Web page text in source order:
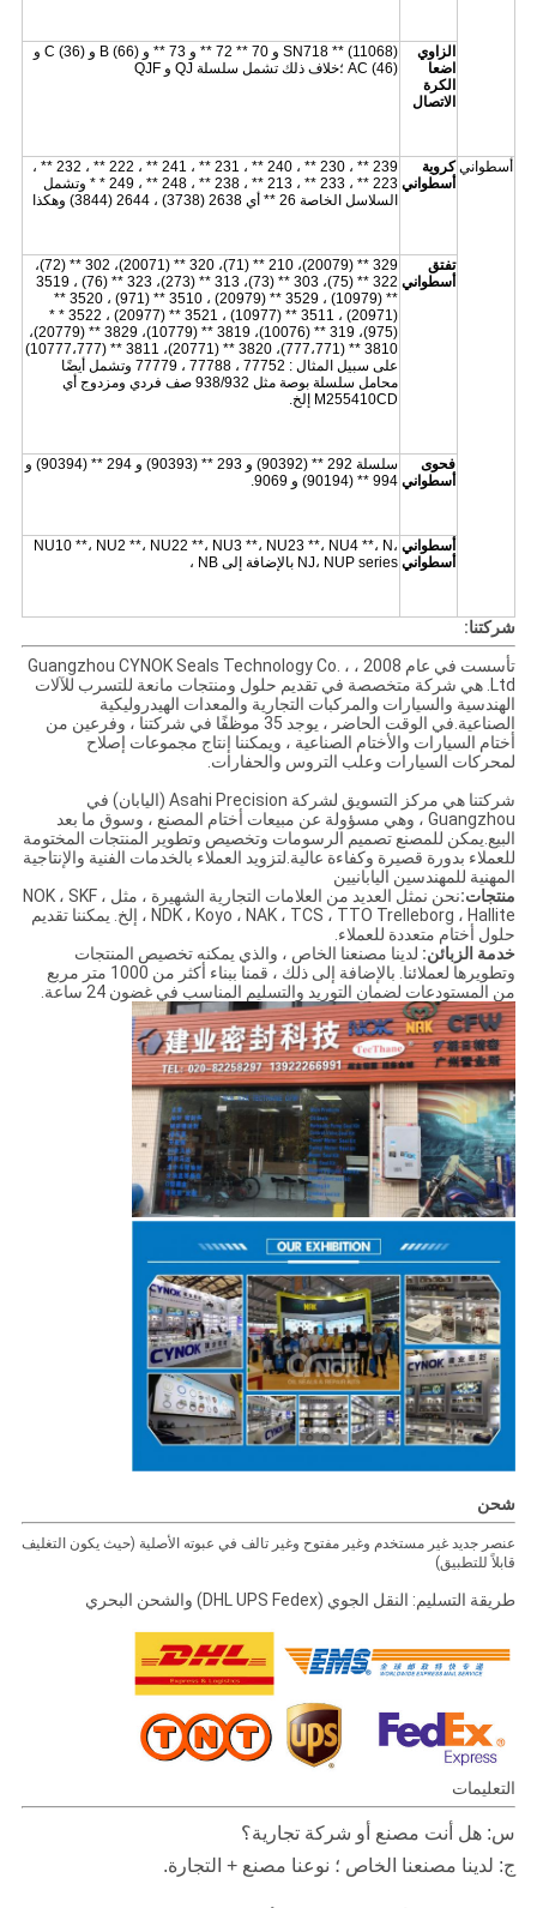
الزاوي
اضعا
الكرة
الاتصال
SN718 ** (11068) و 70 ** 72 ** و 73 ** و B (66) و C (36) و
AC (46) ؛خلاف ذلك تشمل سلسلة QJ و QJF
أسطواني كروية
أسطواني
239 ** ، 230 ** ، 240 ** ، 231 ** ، 241 ** ، 222 ** ، 232 ** ،
223 ** ، 233 ** ، 213 ** ، 238 ** ، 248 ** ، 249 * * وتشمل
السلاسل الخاصة 26 ** أي 2638 (3738) ، 2644 (3844) وهكذا
تفتق
أسطواني
329 ** (20079)، 210 ** (71)، 320 ** (20071)، 302 ** (72)،
322 ** (75)، 303 ** (73)، 313 ** (273)، 323 ** (76) ، 3519
** (10979) ، 3529 ** (20979) ، 3510 ** (971) ، 3520 **
(20971) ، 3511 ** (10977) ، 3521 ** (20977) ، 3522 * *
(975)، 319 ** (10076)، 3819 ** (10779)، 3829 ** (20779)،
3810 ** (777،771)، 3820 ** (20771)، 3811 ** (10777،777)
على سبيل المثال : 77752 ، 77788 ، 77779 وتشمل أيضًا
محامل سلسلة بوصة مثل 938/932 صف فردي ومزدوج أي
M255410CD إلخ.
فحوى
أسطواني
سلسلة 292 ** (90392) و 293 ** (90393) و 294 ** (90394) و
994 ** (90194) و 9069.
أسطواني
أسطواني
NU10 **، NU2 **، NU22 **، NU3 **، NU23 **، NU4 **، N،
NJ، NUP series بالإضافة إلى NB ،
شركتنا:
تأسست في عام 2008 ، Guangzhou CYNOK Seals Technology Co. ،
Ltd. هي شركة متخصصة في تقديم حلول ومنتجات مانعة للتسرب للآلات
الهندسية والسيارات والمركبات التجارية والمعدات الهيدروليكية
الصناعية.في الوقت الحاضر ، يوجد 35 موظفًا في شركتنا ، وفرعين من
أختام السيارات والأختام الصناعية ، ويمكننا إنتاج مجموعات إصلاح
لمحركات السيارات وعلب التروس والحفارات.
شركتنا هي مركز التسويق لشركة Asahi Precision (اليابان) في
Guangzhou ، وهي مسؤولة عن مبيعات أختام المصنع ، وسوق ما بعد
البيع.يمكن للمصنع تصميم الرسومات وتخصيص وتطوير المنتجات المختومة
للعملاء بدورة قصيرة وكفاءة عالية.لتزويد العملاء بالخدمات الفنية والإنتاجية
المهنية للمهندسين اليابانيين
منتجات:
نحن نمثل العديد من العلامات التجارية الشهيرة ، مثل NOK ، SKF ،
NDK ، Koyo ، NAK ، TCS ، TTO Trelleborg ، Hallite ، إلخ. يمكننا تقديم
حلول أختام متعددة للعملاء.
خدمة الزبائن: لدينا مصنعنا الخاص ، والذي يمكنه تخصيص المنتجات
وتطويرها لعملائنا. بالإضافة إلى ذلك ، قمنا ببناء أكثر من 1000 متر مربع
من المستودعات لضمان التوريد والتسليم المناسب في غضون 24 ساعة.
شحن
عنصر جديد غير مستخدم وغير مفتوح وغير تالف في عبوته الأصلية (حيث يكون التغليف
قابلاً للتطبيق)
طريقة التسليم: النقل الجوي (DHL UPS Fedex) والشحن البحري
التعليمات
س: هل أنت مصنع أو شركة تجارية؟
ج: لدينا مصنعنا الخاص ؛ نوعنا مصنع + التجارة.